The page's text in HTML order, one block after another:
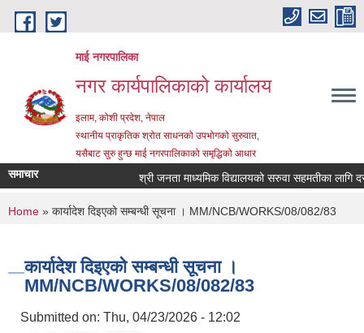
Skip to main content
माई नगरपालिका
नगर कार्यपालिकाको कार्यालय
इलाम, कोशी प्रदेश, नेपाल
स्थानीय प्राकृतिक श्रोत साधनको उपभोगको सुरुवात,
यसैबाट सुरु हुन्छ माई नगरपालिकाको समृद्धिको आधार
समाचार श्री जनता माध्यमिक विद्यालयको सरुवा सहमतीका लागि
You are here
Home » कार्यादेश दिइएको सम्बन्धी सूचना । MM/NCB/WORKS/08/082/83
कार्यादेश दिइएको सम्बन्धी सूचना ।
MM/NCB/WORKS/08/082/83
Submitted on: Thu, 04/23/2026 - 12:02